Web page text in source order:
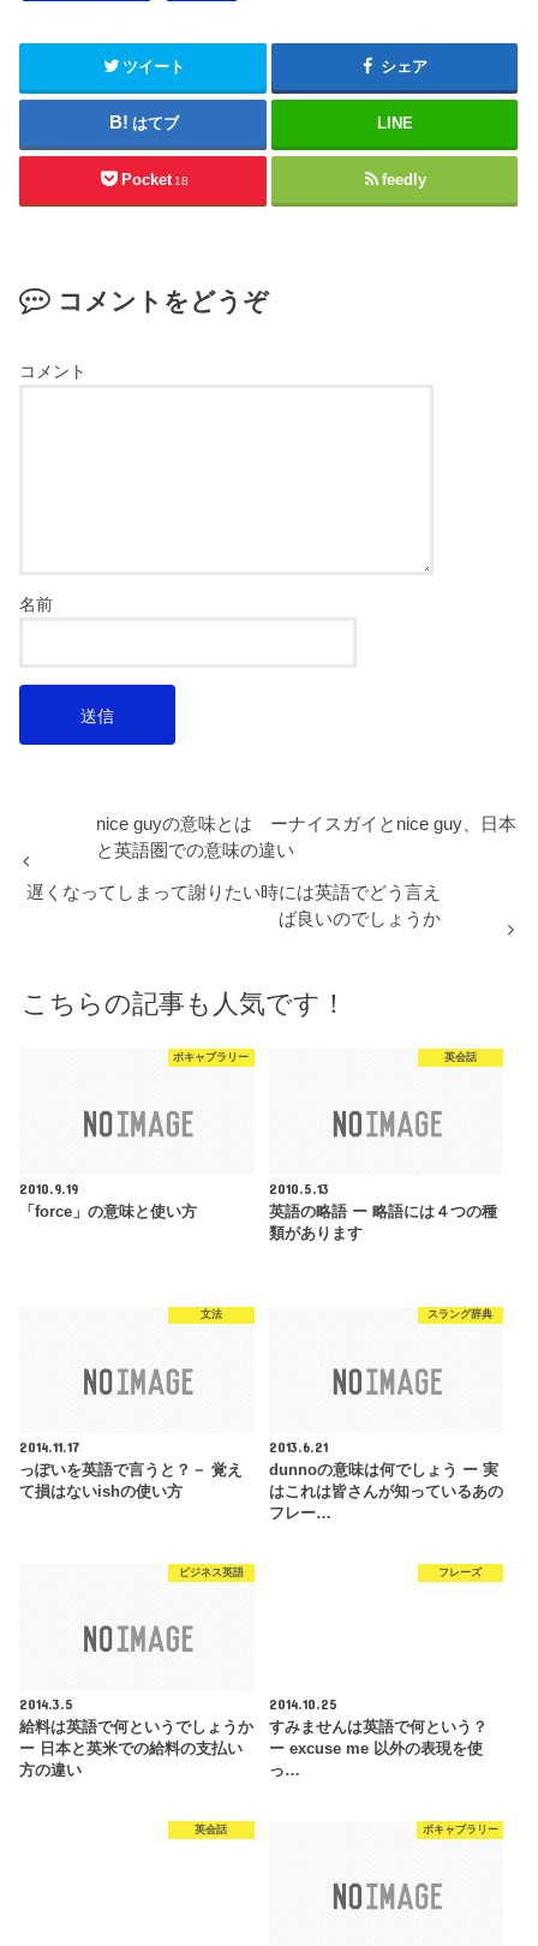
ツイート シェア
はてブ LINE
Pocket18 feedly
コメントをどうぞ
コメント
名前
nice guyの意味とは ーナイスガイとnice guy、日本
と英語圏での意味の違い
遅くなってしまって謝りたい時には英語でどう言え
ば良いのでしょうか
こちらの記事も人気です！
ボキャブラリー
2010.9.19
「force」の意味と使い方
英会話
2010.5.13
英語の略語 ー 略語には４つの種
類があります
文法
2014.11.17
っぽいを英語で言うと？－ 覚え
て損はないishの使い方
スラング辞典
2013.6.21
dunnoの意味は何でしょう ー 実
はこれは皆さんが知っているあの
フレー…
ビジネス英語
2014.3.5
給料は英語で何というでしょうか
ー 日本と英米での給料の支払い
方の違い
フレーズ
2014.10.25
すみませんは英語で何という？
ー excuse me 以外の表現を使
っ…
英会話 ボキャブラリー